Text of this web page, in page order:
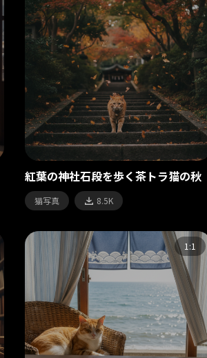
紅葉の神社石段を歩く茶トラ猫の秋
猫写真 8.5K
1:1